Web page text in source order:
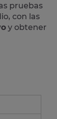
pruebas
con las
y obtener